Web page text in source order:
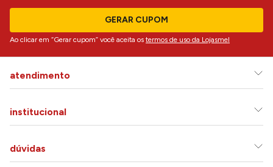
GERAR CUPOM
Ao clicar em “Gerar cupom” você aceita os termos de uso da Lojasmel
atendimento
institucional
dúvidas